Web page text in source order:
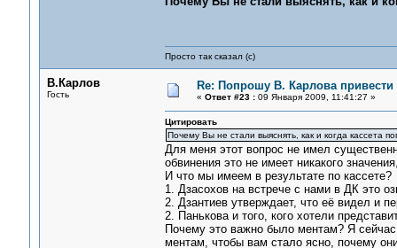
Просто так сказал (с)
В.Карлов
Гость
Re: Попрошу В. Карлова привести
« Ответ #23 :09 Января 2009, 11:41:27 »
Цитировать
Почему Вы не стали выяснять, как и когда кассета
Для меня этот вопрос не имел
обвинения это не имеет никакого
И что мы имеем в результате по кассете?
1. Дзасохов на встрече с нами в ДК это
2. Дзантиев утверждает, что её видел и
2. Панькова и того, кого хотели
Почему это важно было ментам? Я
ментам, чтобы вам стало ясно, почему